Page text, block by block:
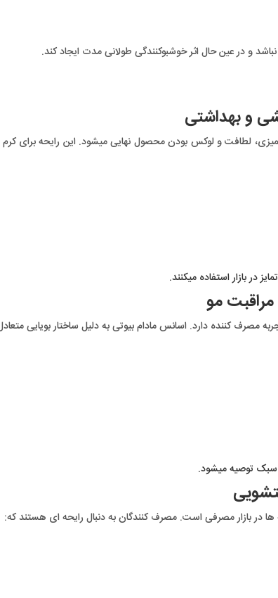
و در عین حال اثر خوشبوکنندگی طولانی مدت ایجاد کند.
و بهداشتی
لطافت و لوکس بودن محصول نهایی میشود. این رایحه برای
در بازار استفاده میکنند.
مو
مصرف کننده دارد. اسانس مادام بیوتی به دلیل ساختار بویایی
سبک توصیه میشود.
ها در بازار مصرفی است. مصرف کنندگان به دنبال رایحه ای هستند که: